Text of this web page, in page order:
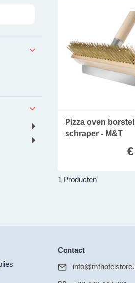
Pizza oven
schraper - M&T
1 Producten
Contact